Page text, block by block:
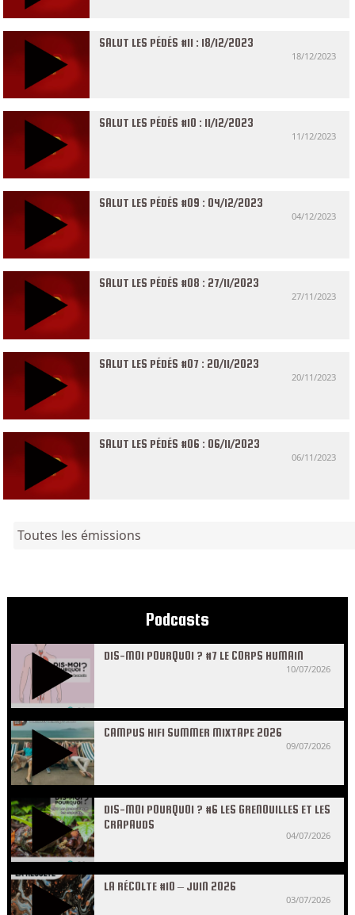
SALUT LES PÉDÉS #11 : 18/12/2023
18/12/2023
SALUT LES PÉDÉS #10 : 11/12/2023
11/12/2023
SALUT LES PÉDÉS #09 : 04/12/2023
04/12/2023
SALUT LES PÉDÉS #08 : 27/11/2023
27/11/2023
SALUT LES PÉDÉS #07 : 20/11/2023
20/11/2023
SALUT LES PÉDÉS #06 : 06/11/2023
06/11/2023
Toutes les émissions
Podcasts
DIS-MOI POURQUOI ? #7 LE CORPS HUMAIN
10/07/2026
CAMPUS HIFI SUMMER MIXTAPE 2026
09/07/2026
DIS-MOI POURQUOI ? #6 LES GRENOUILLES ET LES
CRAPAUDS
04/07/2026
LA RÉCOLTE #10 – JUIN 2026
03/07/2026